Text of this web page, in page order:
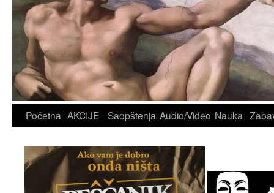
Početna AKCIJE Saopštenja Audio/Video Nauka